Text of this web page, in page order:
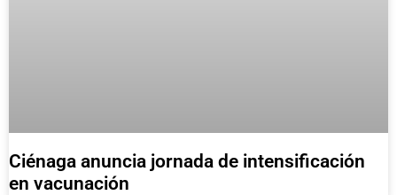
Ciénaga anuncia jornada de intensificación
en vacunación